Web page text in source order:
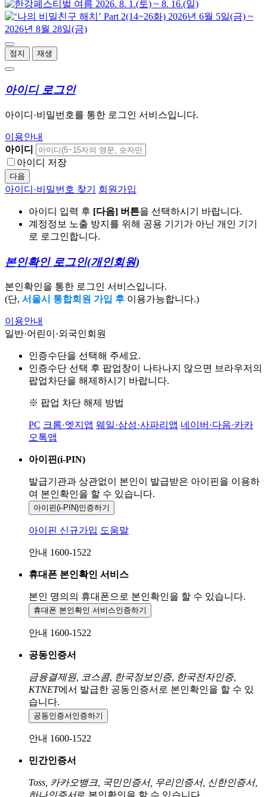
정지 재생
아이디 로그인
아이디·비밀번호를 통한 로그인 서비스입니다.
이용안내
아이디
아이디 저장
다음
아이디·비밀번호 찾기 회원가입
아이디 입력 후 [다음] 버튼을 선택하시기 바랍니다.
계정정보 노출 방지를 위해 공용 기기가 아닌 개인 기기
로 로그인합니다.
본인확인 로그인(개인회원)
본인확인을 통한 로그인 서비스입니다.
(단, 서울시 통합회원 가입 후 이용가능합니다.)
이용안내
일반·어린이·외국인회원
인증수단을 선택해 주세요.
인증수단 선택 후 팝업창이 나타나지 않으면 브라우저의
팝업차단을 해제하시기 바랍니다.
※ 팝업 차단 해제 방법
PC 크롬·엣지앱 웨일·삼성·사파리앱 네이버·다음·카카
오톡앱
아이핀(i-PIN)
발급기관과 상관없이 본인이 발급받은 아이핀을 이용하
여 본인확인을 할 수 있습니다.
아이핀(i-PIN)인증하기
아이핀 신규가입 도움말
안내 1600-1522
휴대폰 본인확인 서비스
본인 명의의 휴대폰으로 본인확인을 할 수 있습니다.
휴대폰 본인확인 서비스인증하기
안내 1600-1522
공동인증서
금융결제원, 코스콤, 한국정보인증, 한국전자인증,
KTNET에서 발급한 공동인증서로 본인확인을 할 수 있
습니다.
공동인증서 인증하기
안내 1600-1522
민간인증서
Toss, 카카오뱅크, 국민인증서, 우리인증서, 신한인증서,